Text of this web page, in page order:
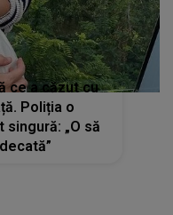
ce a căzut cu
Poliția o
„O să